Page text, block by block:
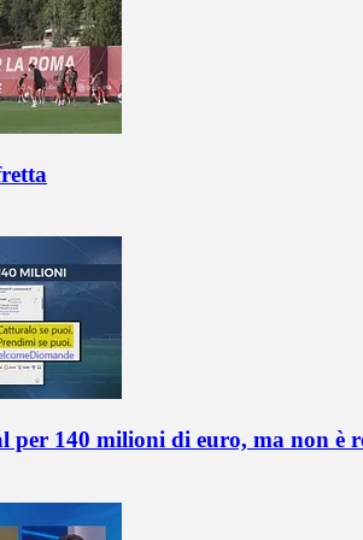
per 140 milioni di euro, ma non è